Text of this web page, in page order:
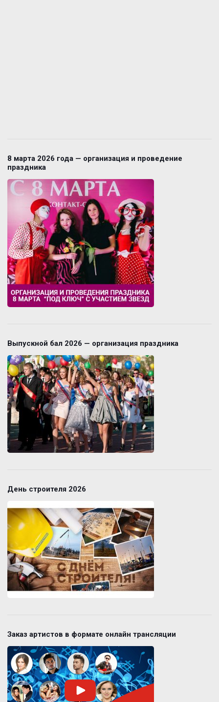
8 марта 2026 года — организация и проведение
праздника
Выпускной бал 2026 — организация праздника
День строителя 2026
Заказ артистов в формате онлайн трансляции